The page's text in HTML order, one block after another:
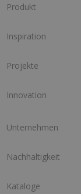
Produkt
Inspiration
Projekte
Innovation
Unternehmen
Nachhaltigkeit
Kataloge